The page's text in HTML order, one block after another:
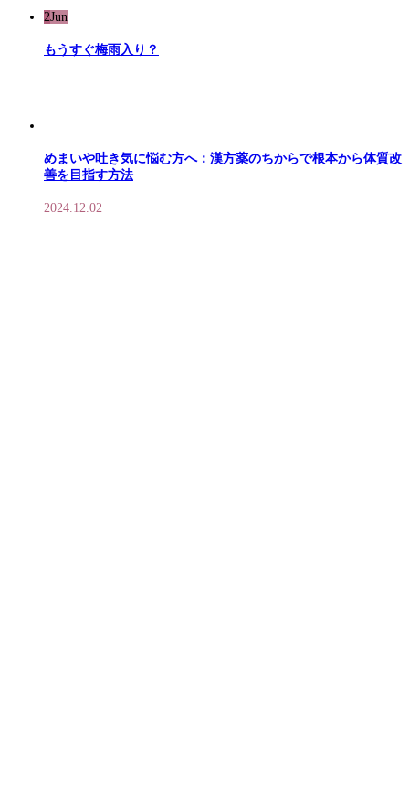
2Jun
もうすぐ梅雨入り？
めまいや吐き気に悩む方へ：漢方薬のちからで根本から体質改
善を目指す方法
2024.12.02